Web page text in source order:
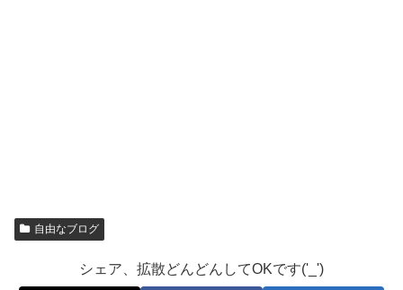
自由なブログ
シェア、拡散どんどんしてOKです('_')